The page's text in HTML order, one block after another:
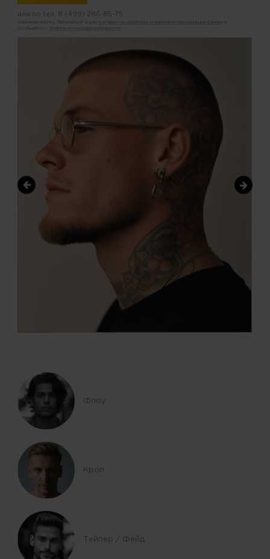
или по тел. 8 (499) 286-85-75
Нажимая кнопку "Записаться" я даю согласие на обработку и хранение персональных данных
политикой конфиденциальности
Флоу
Кроп
Тейпер / Фейд